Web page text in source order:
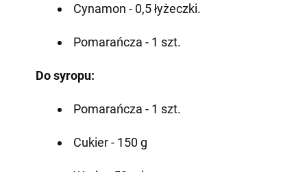
Cynamon - 0,5 łyżeczki.
Pomarańcza - 1 szt.
Do syropu:
Pomarańcza - 1 szt.
Cukier - 150 g